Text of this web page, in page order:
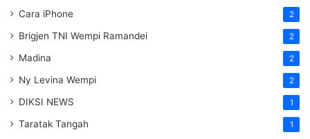
Cara iPhone 2
Brigjen TNI Wempi Ramandei 2
Madina 2
Ny Levina Wempi 2
DIKSI NEWS 1
Taratak Tangah 1